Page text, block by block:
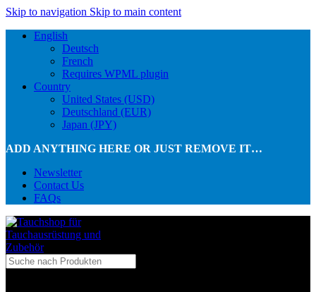
Skip to navigation Skip to main content
English
Deutsch
French
Requires WPML plugin
Country
United States (USD)
Deutschland (EUR)
Japan (JPY)
ADD ANYTHING HERE OR JUST REMOVE IT…
Newsletter
Contact Us
FAQs